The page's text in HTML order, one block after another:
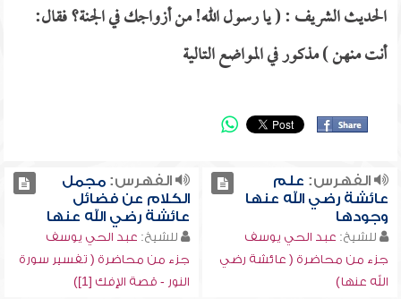
الحديث الشريف : ( يا رسول الله! من أزواجك في الجنة؟ فقال:
أنت منهن ) مذكور في المواضع التالية
الفهرس: علم
عائشة رضي الله عنها
وجودها
للشيخ: عبد الحي يوسف
جزء من محاضرة ( عائشة رضي
الله عنها)
الفهرس:مجمل
الكلام عن فضائل
عائشة رضي الله عنها
للشيخ: عبد الحي يوسف
جزء من محاضرة ( تفسير سورة
النور - قصة الإفك [1])